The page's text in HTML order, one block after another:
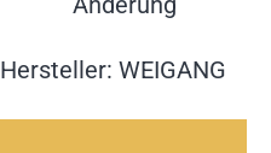
Hersteller: WEIGANG